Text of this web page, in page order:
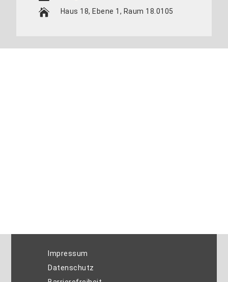
Haus 18, Ebene 1, Raum 18.0105
Impressum
Datenschutz